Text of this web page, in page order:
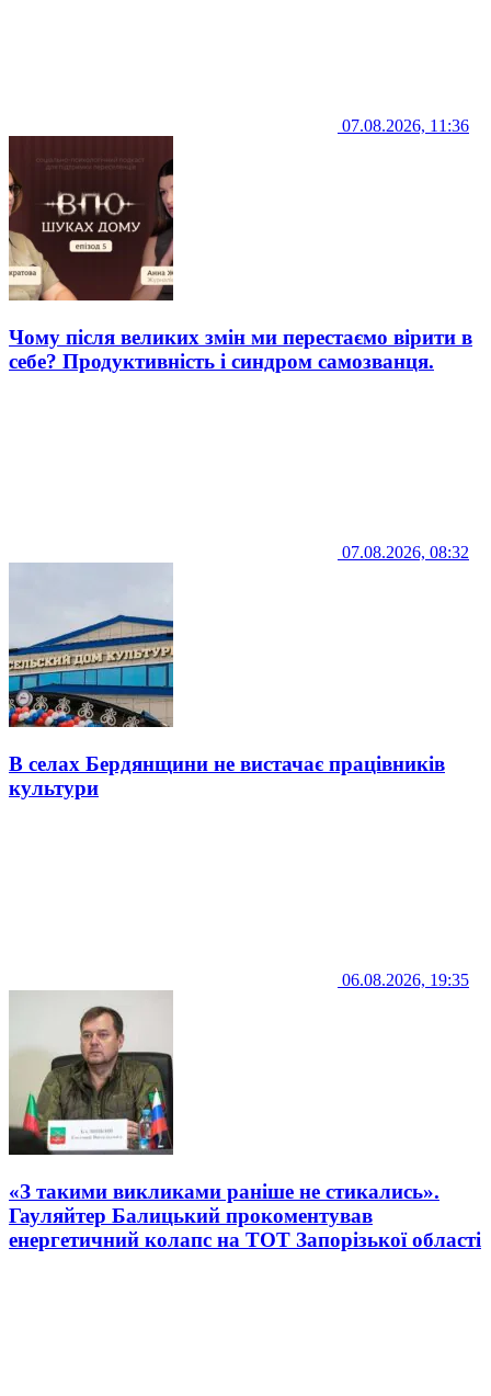
07.08.2026, 11:36
Чому після великих змін ми перестаємо вірити в
себе? Продуктивність і синдром самозванця.
07.08.2026, 08:32
В селах Бердянщини не вистачає працівників
культури
06.08.2026, 19:35
«З такими викликами раніше не стикались».
Гауляйтер Балицький прокоментував
енергетичний колапс на ТОТ Запорізької області